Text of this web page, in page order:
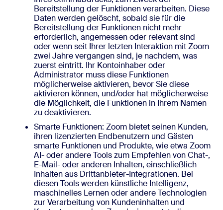
Bereitstellung der Funktionen verarbeiten. Diese
Daten werden gelöscht, sobald sie für die
Bereitstellung der Funktionen nicht mehr
erforderlich, angemessen oder relevant sind
oder wenn seit Ihrer letzten Interaktion mit Zoom
zwei Jahre vergangen sind, je nachdem, was
zuerst eintritt. Ihr Kontoinhaber oder
Administrator muss diese Funktionen
möglicherweise aktivieren, bevor Sie diese
aktivieren können, und/oder hat möglicherweise
die Möglichkeit, die Funktionen in Ihrem Namen
zu deaktivieren.
Smarte Funktionen: Zoom bietet seinen Kunden,
ihren lizenzierten Endbenutzern und Gästen
smarte Funktionen und Produkte, wie etwa Zoom
AI- oder andere Tools zum Empfehlen von Chat-,
E-Mail- oder anderen Inhalten, einschließlich
Inhalten aus Drittanbieter-Integrationen. Bei
diesen Tools werden künstliche Intelligenz,
maschinelles Lernen oder andere Technologien
zur Verarbeitung von Kundeninhalten und